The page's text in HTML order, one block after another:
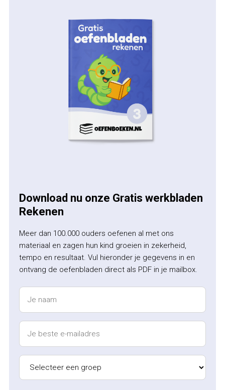
Download nu onze Gratis werkbladen
Rekenen
Meer dan 100.000 ouders oefenen al met ons
materiaal en zagen hun kind groeien in zekerheid,
tempo en resultaat. Vul hieronder je gegevens in en
ontvang de oefenbladen direct als PDF in je mailbox.